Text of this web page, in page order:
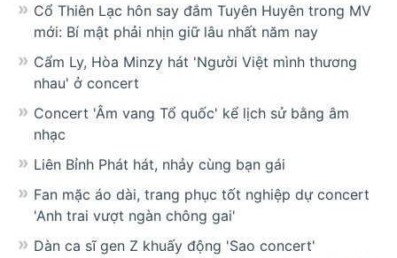
Cổ Thiên Lạc hôn say đắm Tuyên Huyên trong MV
mới: Bí mật phải nhịn giữ lâu nhất năm nay
Cẩm Ly, Hòa Minzy hát 'Người Việt mình thương
nhau' ở concert
Concert 'Âm vang Tổ quốc' kể lịch sử bằng âm
nhạc
Liên Bỉnh Phát hát, nhảy cùng bạn gái
Fan mặc áo dài, trang phục tốt nghiệp dự concert
'Anh trai vượt ngàn chông gai'
Dàn ca sĩ gen Z khuấy động 'Sao concert'